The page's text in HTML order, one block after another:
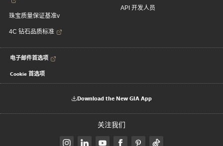
珠宝质量保证基准v
4C 钻石品质标准
API 开发人员
电子邮件首选项
Cookie 首选项
Download the New GIA App
关注我们